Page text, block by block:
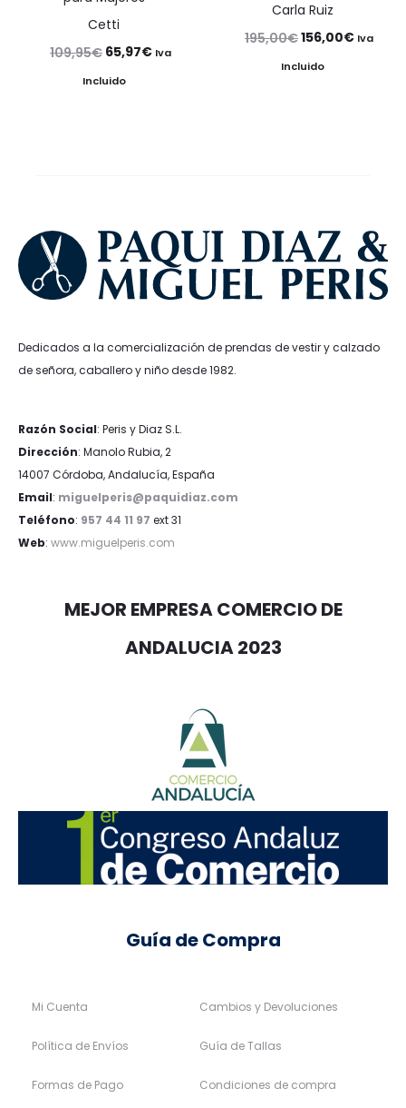
Cetti
109,95€ El
precio
65,97€ElIva
Incluido
Carla Ruiz
195,00€El
precio
156,00€ElIva
Incluido
Dedicados a la comercialización de prendas de vestir y calzado
de señora, caballero y niño desde 1982.
Razón Social: Peris y Diaz S.L.
Dirección: Manolo Rubia, 2
14007 Córdoba, Andalucía, España
Email: miguelperis@paquidiaz.com
Teléfono: 957 44 11 97 ext 31
Web: www.miguelperis.com
MEJOR EMPRESA COMERCIO DE
ANDALUCIA 2023
Guía de Compra
Mi Cuenta
Política de Envíos
Formas de Pago
Cambios y Devoluciones
Guía de Tallas
Condiciones de compra